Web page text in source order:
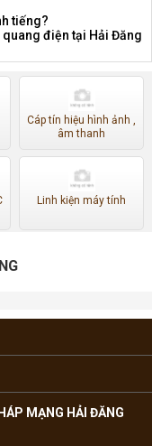
tiếng?
điện tại Hải Đăng
Cáp tín hiệu hình ảnh ,
âm thanh
Linh kiện máy tính
MẠNG HẢI ĐĂNG